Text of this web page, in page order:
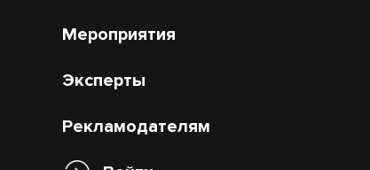
Мероприятия
Эксперты
Рекламодателям